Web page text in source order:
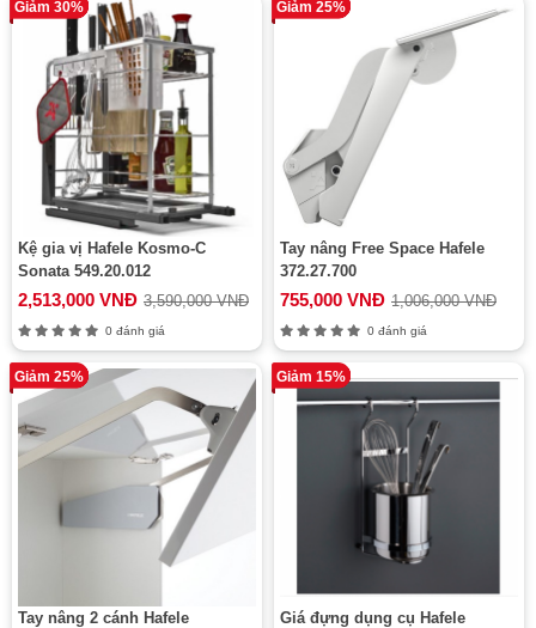
Giảm 30%
Kệ gia vị Hafele Kosmo-C
Sonata 549.20.012
2,513,000 VNĐ 3,590,000 VNĐ
0 đánh giá
Giảm 25%
Tay nâng Free Space Hafele
372.27.700
755,000 VNĐ 1,006,000 VNĐ
0 đánh giá
Giảm 25%
Tay nâng 2 cánh Hafele
Giảm 15%
Giá đựng dụng cụ Hafele